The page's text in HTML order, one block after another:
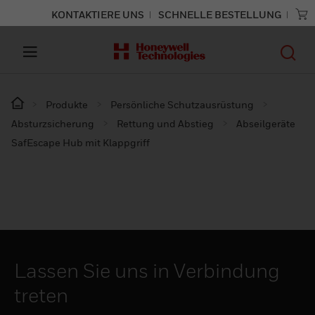
KONTAKTIERE UNS SCHNELLE BESTELLUNG
Produkte
Persönliche Schutzausrüstung
Absturzsicherung
Rettung und Abstieg
Abseilgeräte
SafEscape Hub mit Klappgriff
Lassen Sie uns in Verbindung
treten